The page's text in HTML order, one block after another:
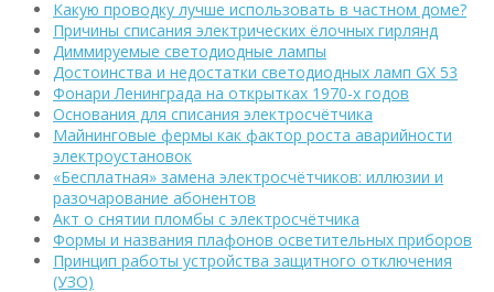
Какую проводку лучше использовать в частном доме?
Причины списания электрических ёлочных гирлянд
Диммируемые светодиодные лампы
Достоинства и недостатки светодиодных ламп GX 53
Фонари Ленинграда на открытках 1970-х годов
Основания для списания электросчётчика
Майнинговые фермы как фактор роста аварийности
электроустановок
«Бесплатная» замена электросчётчиков: иллюзии и
разочарование абонентов
Акт о снятии пломбы с электросчётчика
Формы и названия плафонов осветительных приборов
Принцип работы устройства защитного отключения
(УЗО)